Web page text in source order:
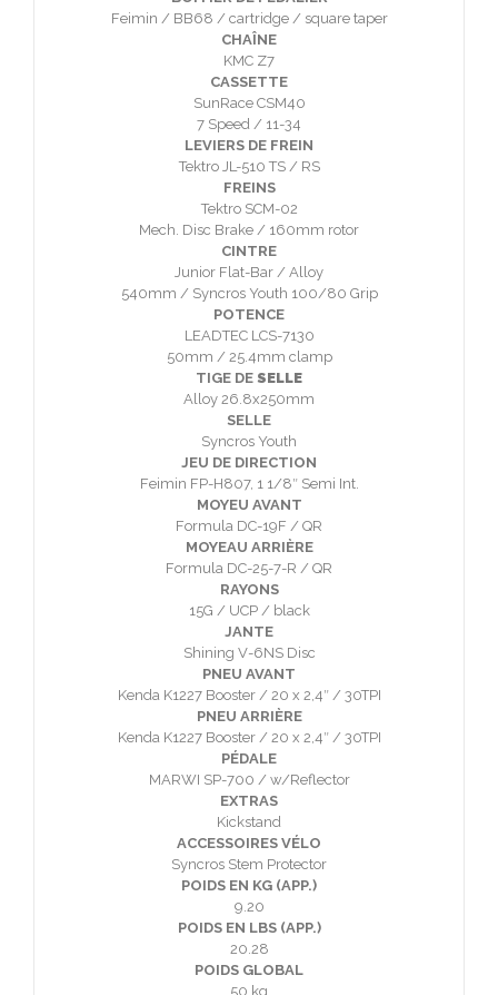
Feimin / BB68 / cartridge / square taper
CHAÎNE
KMC Z7
CASSETTE
SunRace CSM40
7 Speed / 11-34
LEVIERS DE FREIN
Tektro JL-510 TS / RS
FREINS
Tektro SCM-02
Mech. Disc Brake / 160mm rotor
CINTRE
Junior Flat-Bar / Alloy
540mm / Syncros Youth 100/80 Grip
POTENCE
LEADTEC LCS-7130
50mm / 25.4mm clamp
TIGE DE SELLE
Alloy 26.8x250mm
SELLE
Syncros Youth
JEU DE DIRECTION
Feimin FP-H807, 1 1/8″ Semi Int.
MOYEU AVANT
Formula DC-19F / QR
MOYEAU ARRIÈRE
Formula DC-25-7-R / QR
RAYONS
15G / UCP / black
JANTE
Shining V-6NS Disc
PNEU AVANT
Kenda K1227 Booster / 20 x 2,4″ / 30TPI
PNEU ARRIÈRE
Kenda K1227 Booster / 20 x 2,4″ / 30TPI
PÉDALE
MARWI SP-700 / w/Reflector
EXTRAS
Kickstand
ACCESSOIRES VÉLO
Syncros Stem Protector
POIDS EN KG (APP.)
9.20
POIDS EN LBS (APP.)
20.28
POIDS GLOBAL
50 kg